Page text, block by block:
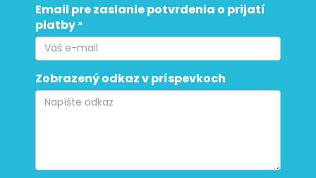
Email pre zaslanie potvrdenia o prijatí
platby *
Zobrazený odkaz v príspevkoch